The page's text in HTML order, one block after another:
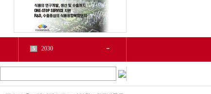
5 2030
源
8
泥
5